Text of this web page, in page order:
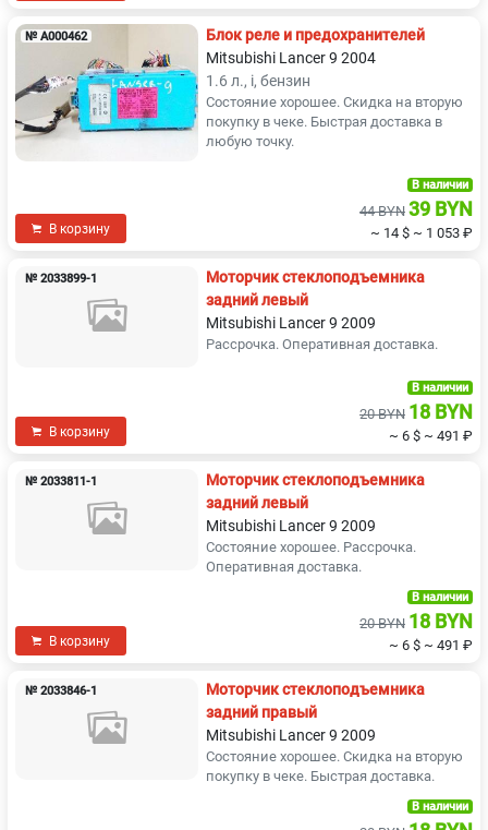
№ A000462
Блок реле и предохранителей
Mitsubishi Lancer 9 2004
1.6 л., i, бензин
Состояние хорошее. Скидка на вторую
покупку в чеке. Быстрая доставка в
любую точку.
В корзину
В наличии
44 BYN 39 BYN
~ 14 $ ~ 1 053 ₽
№ 2033899-1
Моторчик стеклоподъемника
задний левый
Mitsubishi Lancer 9 2009
Рассрочка. Оперативная доставка.
В корзину
В наличии
20 BYN 18 BYN
~ 6 $ ~ 491 ₽
№ 2033811-1
Моторчик стеклоподъемника
задний левый
Mitsubishi Lancer 9 2009
Состояние хорошее. Рассрочка.
Оперативная доставка.
В корзину
В наличии
20 BYN 18 BYN
~ 6 $ ~ 491 ₽
№ 2033846-1
Моторчик стеклоподъемника
задний правый
Mitsubishi Lancer 9 2009
Состояние хорошее. Скидка на вторую
покупку в чеке. Быстрая доставка.
В наличии